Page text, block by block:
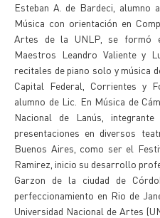
Esteban A. de Bardeci, alumno
Música con orientación en
Artes de la UNLP, se formó
Maestros Leandro Valiente y
recitales de piano solo y música
Capital Federal, Corrientes y
alumno de Lic. En Música de
Nacional de Lanús,
presentaciones en diversos
Buenos Aires, como ser el
Ramirez, inicio su desarrollo
Garzon de la ciudad de
perfeccionamiento en Rio de
Universidad Nacional de Artes